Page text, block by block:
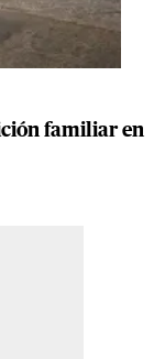
familiar en